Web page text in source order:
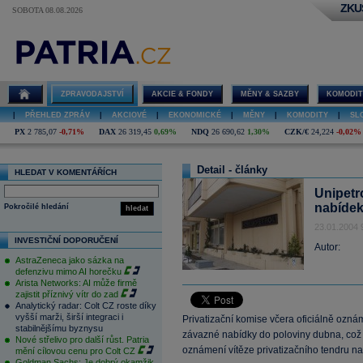
SOBOTA 08.08.2026
ZPRAVODAJSTVÍ AKCIE & FONDY MĚNY & SAZBY
PŘEHLED ZPRÁV AKCIOVÉ EKONOMICKÉ MĚNY KOMODITY
PX 2 785,07 -0,71% DAX 26 319,45 0,69% NDQ 26 690,62 1,30% CZK/€ 24,224 -0,02%
HLEDAT V KOMENTÁŘÍCH
hledat
Pokročilé hledání
INVESTIČNÍ DOPORUČENÍ
AstraZeneca jako sázka na
defenzivu mimo AI horečku
Arista Networks: AI může firmě
zajistit příznivý vítr do zad
Analytický radar: Colt CZ roste díky
vyšší marži, širší integraci i
stabilnějšímu byznysu
Nové střelivo pro další růst. Patria
mění cílovou cenu pro Colt CZ
Detail - články
23.01.2004
Autor:
Privatizační komise včera oficiálně
závazné nabídky do poloviny dubna,
oznámení vítěze privatizačního tendru